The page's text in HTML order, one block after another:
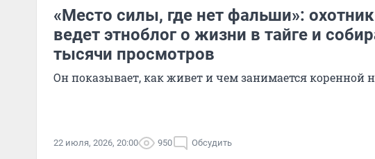
«Место силы, где нет фальши»:
ведет этноблог о жизни в тайге и
тысячи просмотров
Он показывает, как живет и чем занимается коренной
22 июля, 2026, 20:00 950 Обсудить